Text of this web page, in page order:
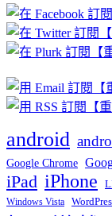
章
分
類
android
Google Chrome
iPad iPhone
Windows Vista